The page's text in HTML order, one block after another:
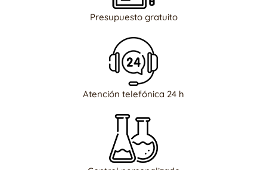
Presupuesto gratuito
Atención telefónica 24 h